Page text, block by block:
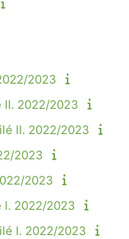
2023
II. 2022/2023
II. 2022/2023
2023
2023
I. 2022/2023
I. 2022/2023